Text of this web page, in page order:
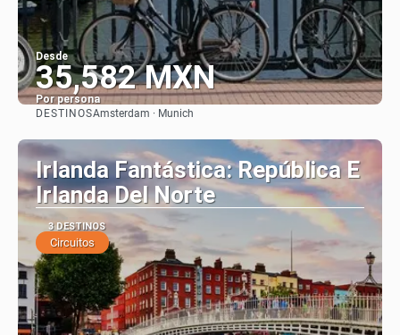
Desde
35,582 MXN
Por persona
DESTINOSAmsterdam · Munich
Irlanda Fantástica: República E
Irlanda Del Norte
3 DESTINOS
Circuitos